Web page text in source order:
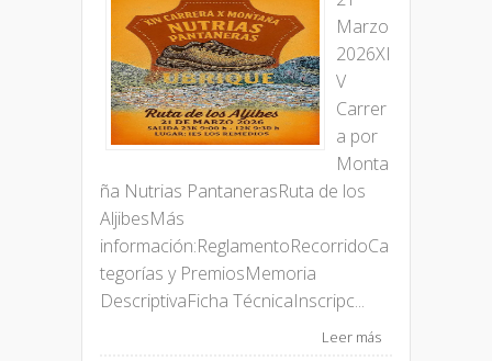
Marzo
2026XI
V
Carrer
a por
Monta
ña Nutrias PantanerasRuta de los
AljibesMás
información:ReglamentoRecorridoCa
tegorías y PremiosMemoria
DescriptivaFicha TécnicaInscripc...
Leer más